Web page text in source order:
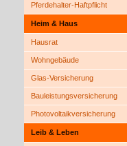
Pferdehalter-Haft­pflicht
Heim & Haus
Hausrat
Wohngebäude
Glas-Versicherung
Bauleistungsversicherung
Photo­voltaik­ver­si­che­rung
Leib & Leben